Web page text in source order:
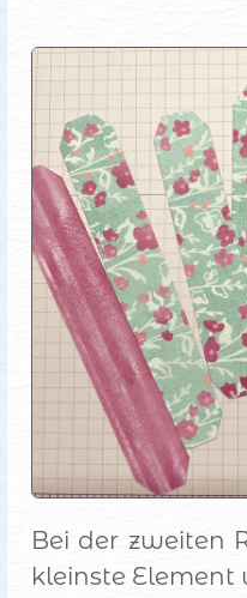
Bei der zweiten
kleinste Element